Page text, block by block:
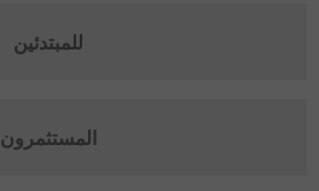
للمبتدئين
المستثمرون